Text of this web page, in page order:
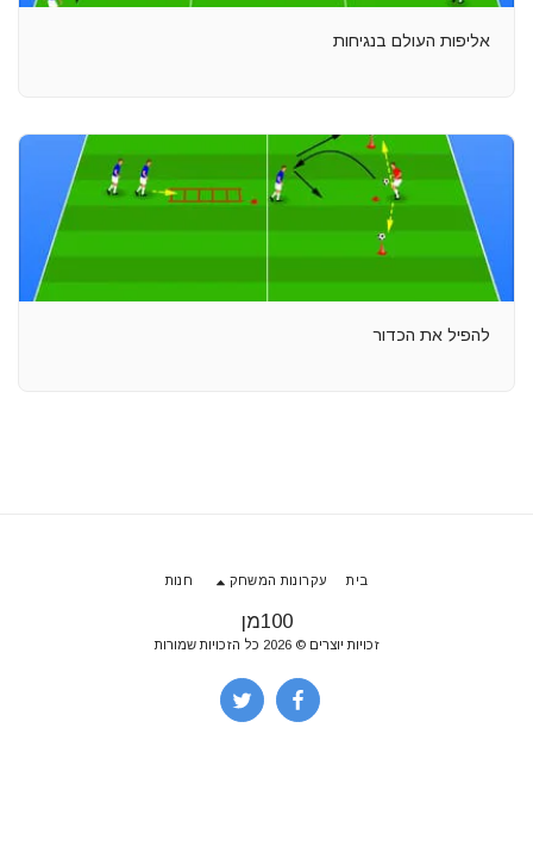
אליפות העולם בנגיחות
להפיל את הכדור
100מן
זכויות יוצרים © 2026 כל הזכויות שמורות
בית עקרונות המשחק חנות